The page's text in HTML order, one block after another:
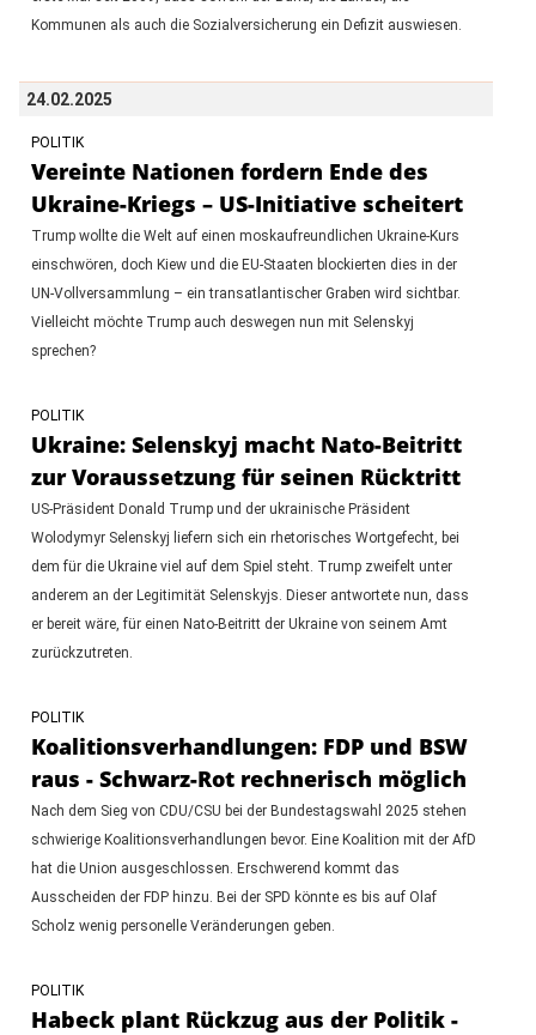
Kommunen als auch die Sozialversicherung ein Defizit auswiesen.
24.02.2025
POLITIK
Vereinte Nationen fordern Ende des
Ukraine-Kriegs – US-Initiative scheitert
Trump wollte die Welt auf einen moskaufreundlichen Ukraine-Kurs
einschwören, doch Kiew und die EU-Staaten blockierten dies in der
UN-Vollversammlung – ein transatlantischer Graben wird sichtbar.
Vielleicht möchte Trump auch deswegen nun mit Selenskyj
sprechen?
POLITIK
Ukraine: Selenskyj macht Nato-Beitritt
zur Voraussetzung für seinen Rücktritt
US-Präsident Donald Trump und der ukrainische Präsident
Wolodymyr Selenskyj liefern sich ein rhetorisches Wortgefecht, bei
dem für die Ukraine viel auf dem Spiel steht. Trump zweifelt unter
anderem an der Legitimität Selenskyjs. Dieser antwortete nun, dass
er bereit wäre, für einen Nato-Beitritt der Ukraine von seinem Amt
zurückzutreten.
POLITIK
Koalitionsverhandlungen: FDP und BSW
raus - Schwarz-Rot rechnerisch möglich
Nach dem Sieg von CDU/CSU bei der Bundestagswahl 2025 stehen
schwierige Koalitionsverhandlungen bevor. Eine Koalition mit der AfD
hat die Union ausgeschlossen. Erschwerend kommt das
Ausscheiden der FDP hinzu. Bei der SPD könnte es bis auf Olaf
Scholz wenig personelle Veränderungen geben.
POLITIK
Habeck plant Rückzug aus der Politik -